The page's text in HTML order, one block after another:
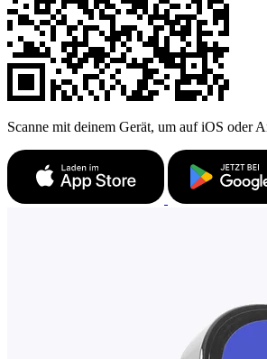
Scanne mit deinem Gerät, um auf iOS oder